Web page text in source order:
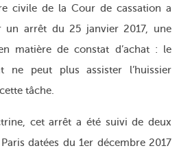
civile de la Cour de cassation a
un arrêt du 25 janvier 2017, une
matière de constat d’achat : le
ne peut plus assister l’huissier
tâche.
cet arrêt a été suivi de deux
datées du 1er décembre 2017